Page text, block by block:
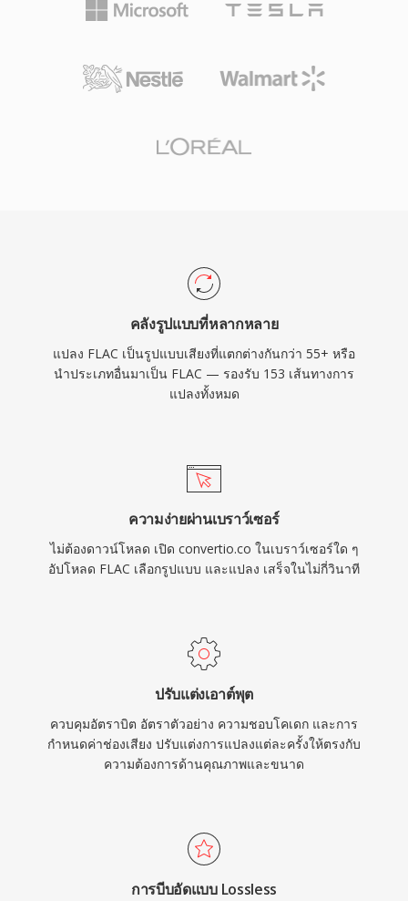
คลังรูปแบบที่หลากหลาย
แปลง FLAC เป็นรูปแบบเสียงที่แตกต่างกันกว่า 55+ หรือ
นำประเภทอื่นมาเป็น FLAC — รองรับ 153 เส้นทางการ
แปลงทั้งหมด
ความง่ายผ่านเบราว์เซอร์
ไม่ต้องดาวน์โหลด เปิด convertio.co ในเบราว์เซอร์ใด ๆ
อัปโหลด FLAC เลือกรูปแบบ และแปลง เสร็จในไม่กี่วินาที
ปรับแต่งเอาต์พุต
ควบคุมอัตราบิต อัตราตัวอย่าง ความชอบโคเดก และการ
กำหนดค่าช่องเสียง ปรับแต่งการแปลงแต่ละครั้งให้ตรงกับ
ความต้องการด้านคุณภาพและขนาด
การบีบอัดแบบ Lossless